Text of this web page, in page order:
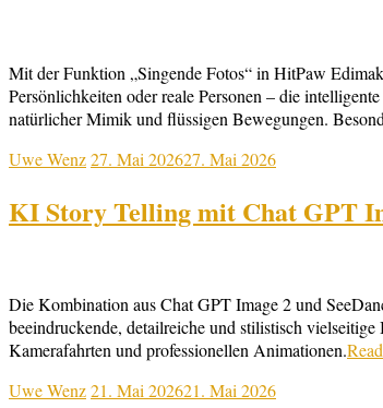
Mit der Funktion „Singende Fotos“ in HitPaw
Persönlichkeiten oder reale Personen – die
natürlicher Mimik und flüssigen Bewegungen.
Uwe Wenz27. Mai 202627. Mai 2026
KI Story Telling mit Chat GPT
Die Kombination aus Chat GPT Image 2 und
beeindruckende, detailreiche und stilistisch
Kamerafahrten und professionellen Animationen.
Uwe Wenz21. Mai 202621. Mai 2026